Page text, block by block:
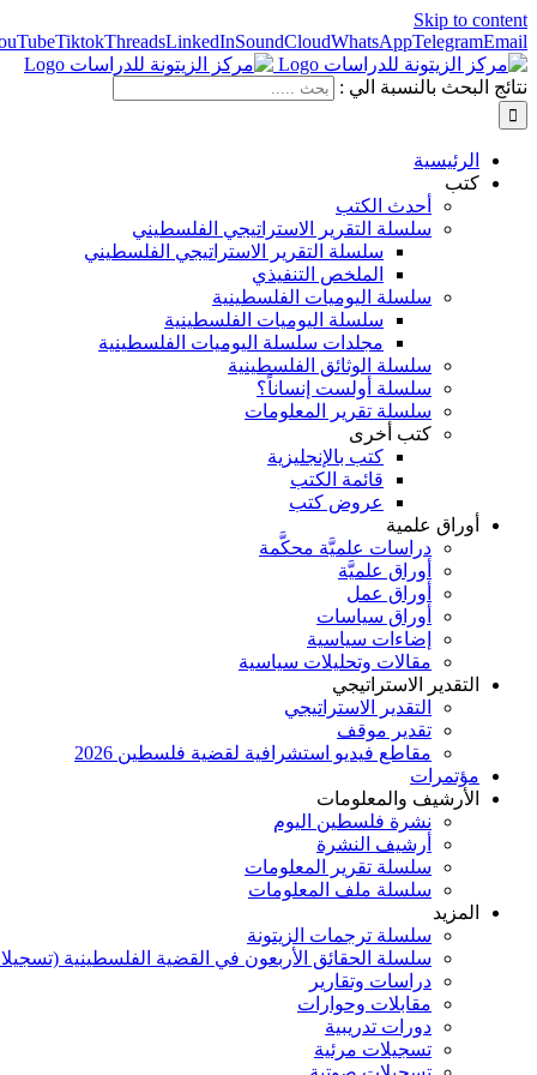
Skip to content
TiktokThreadsLinkedInSoundCloudWhatsAppTelegramEmail
نتائج البحث بالنسبة الي :
الرئيسية
كتب
أحدث الكتب
سلسلة التقرير الاستراتيجي الفلسطيني
سلسلة التقرير الاستراتيجي الفلسطيني
الملخص التنفيذي
سلسلة اليوميات الفلسطينية
سلسلة اليوميات الفلسطينية
مجلدات سلسلة اليوميات الفلسطينية
سلسلة الوثائق الفلسطينية
سلسلة أولست إنساناً؟
سلسلة تقرير المعلومات
كتب أخرى
كتب بالإنجليزية
قائمة الكتب
عروض كتب
أوراق علمية
دراسات علميَّة محكَّمة
أوراق علميَّة
أوراق عمل
أوراق سياسات
إضاءات سياسية
مقالات وتحليلات سياسية
التقدير الاستراتيجي
التقدير الاستراتيجي
تقدير موقف
مقاطع فيديو استشرافية لقضية فلسطين 2026
مؤتمرات
الأرشيف والمعلومات
نشرة فلسطين اليوم
أرشيف النشرة
سلسلة تقرير المعلومات
سلسلة ملف المعلومات
المزيد
سلسلة ترجمات الزيتونة
سلسلة الحقائق الأربعون في القضية الفلسطينية
دراسات وتقارير
مقابلات وحوارات
دورات تدريبية
تسجيلات مرئية